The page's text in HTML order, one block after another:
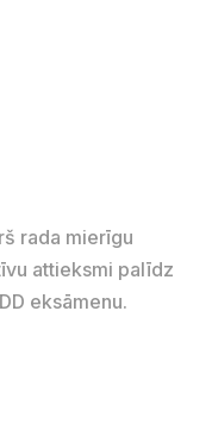
rada mierīgu
attieksmi palīdz
eksāmenu.